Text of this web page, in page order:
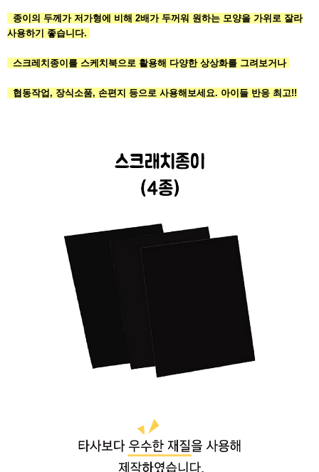
종이의 두께가 저가형에 비해 2배가 두꺼워 원하는 모양을 가위로 잘라
사용하기 좋습니다.
스크레치종이를 스케치북으로 활용해 다양한 상상화를 그려보거나
협동작업, 장식소품, 손편지 등으로 사용해보세요. 아이들 반응 최고!!